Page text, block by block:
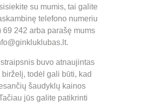
su mumis, tai galite
telefono numeriu
69 242 arba parašę mums
straipsnis buvo atnaujintas
birželį, todėl gali būti, kad
šaudyklų kainos
jūs galite patikrinti